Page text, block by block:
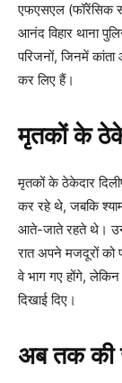
एफएसएल (फॉरेंसिक
आनंद विहार थाना
परिजनों, जिनमें कांता
कर लिए हैं।
मृतकों के
मृतकों के ठेकेदार
कर रहे थे, जबकि
आते-जाते रहते थे।
रात अपने मजदूरों को
वे भाग गए होंगे,
दिखाई दिए।
अब तक की